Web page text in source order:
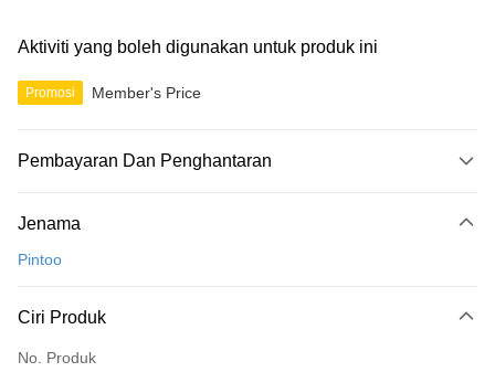
Aktiviti yang boleh digunakan untuk produk ini
Promosi Member's Price
Pembayaran Dan Penghantaran
Kad Kredit
Hanya menyokong Maybank, CIMB Bank, Public Bank, RHB Bank, Hong
Jenama
Pintoo
Ciri Produk
No. Produk